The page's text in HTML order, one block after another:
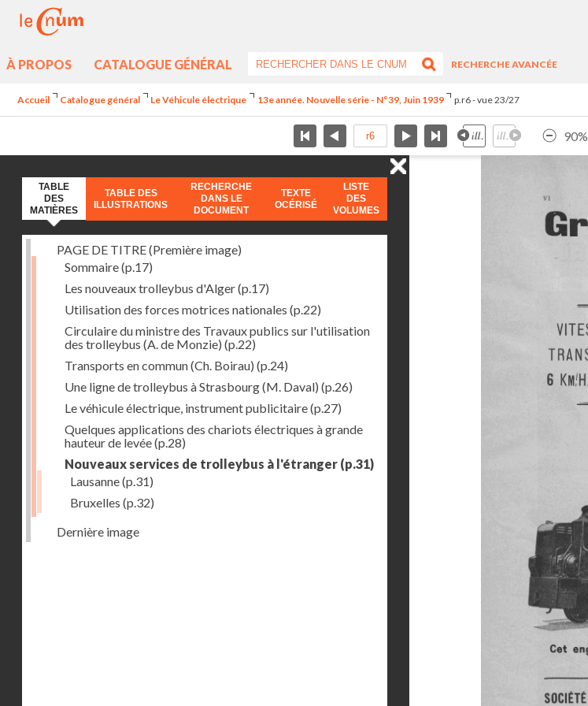
À PROPOS CATALOGUE GÉNÉRAL
RECHERCHE AVANCÉE
Accueil Catalogue général Le Véhicule électrique 13e année. Nouvelle série - N°39, Juin 1939 p.r6 - vue 23/27
90%
TABLE
DES
MATIÈRES
TABLE DES
ILLUSTRATIONS
RECHERCHE
DANS LE
DOCUMENT
TEXTE
OCÉRISÉ
LISTE
DES
VOLUMES
PAGE DE TITRE (Première image)
Sommaire(p.17)
Les nouveaux trolleybus d'Alger(p.17)
Utilisation des forces motrices nationales (p.22)
Circulaire du ministre des Travaux publics sur l'utilisation
des trolleybus (A. de Monzie) (p.22)
Transports en commun (Ch. Boirau) (p.24)
Une ligne de trolleybus à Strasbourg (M. Daval) (p.26)
Le véhicule électrique, instrument publicitaire(p.27)
Quelques applications des chariots électriques à grande
hauteur de levée(p.28)
Nouveaux services de trolleybus à l'étranger (p.31)
Lausanne(p.31)
Bruxelles (p.32)
Dernière image